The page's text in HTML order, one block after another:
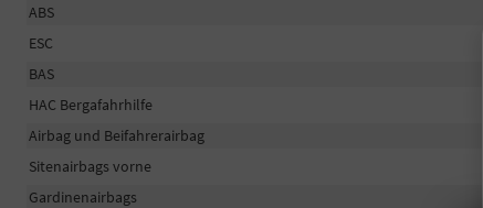
ABS
ESC
BAS
HAC Bergafahrhilfe
Airbag und Beifahrerairbag
Sitenairbags vorne
Gardinenairbags